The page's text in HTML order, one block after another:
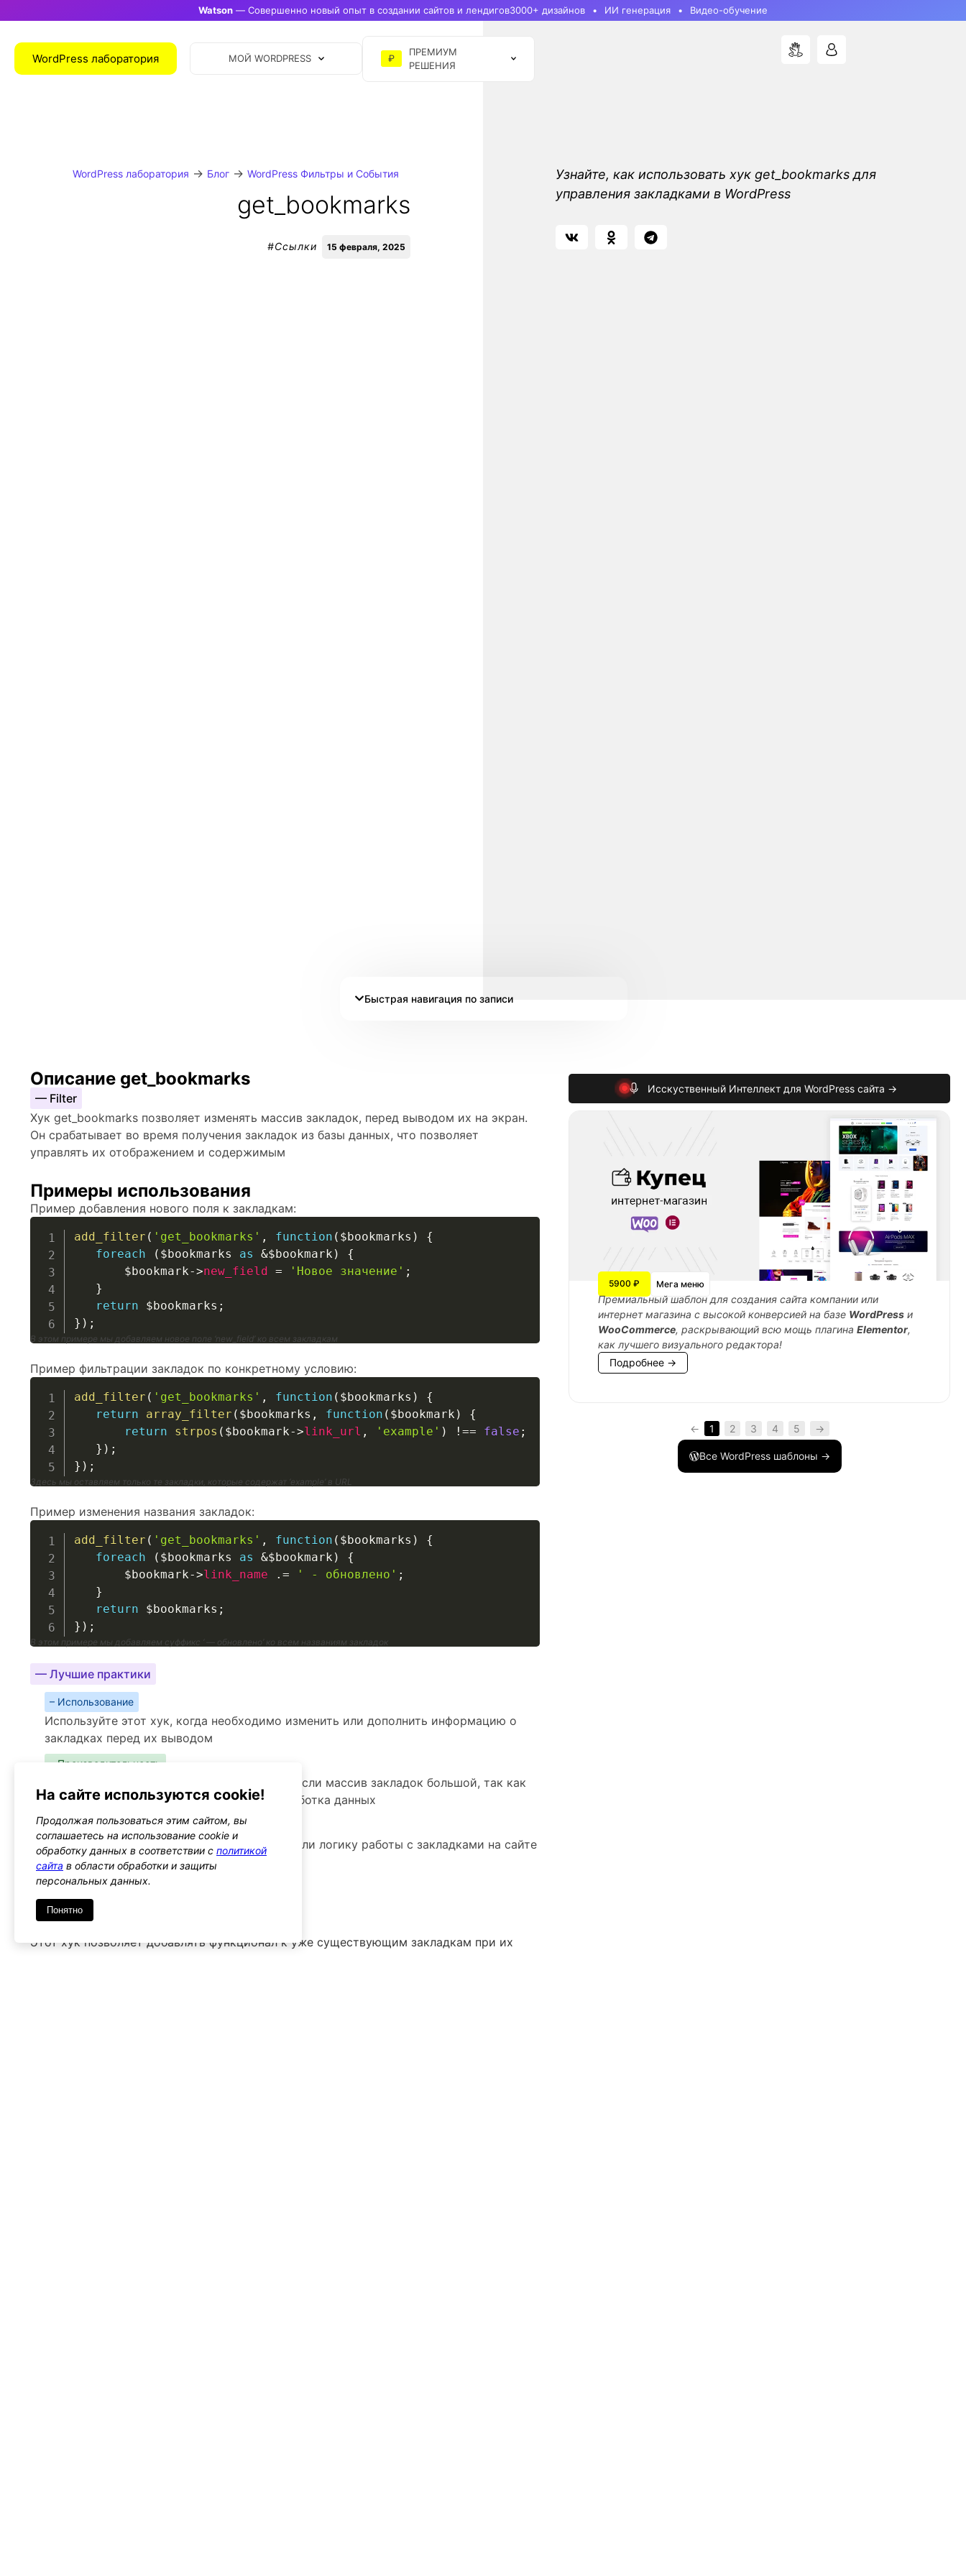
Watson — Совершенно новый опыт в создании сайтов и лендигов3000+ дизайнов ИИ генерация Видео-обучение
WordPress лаборатория МОЙ WORDPRESS ₽
ПРЕМИУМ
РЕШЕНИЯ
WordPress лаборатория → Блог→ WordPress Фильтры и События
get_bookmarks
15 февраля, 2025
#Ссылки
Узнайте, как использовать хук get_bookmarks для
управления закладками в WordPress
Быстрая навигация по записи
Описание get_bookmarks
— Filter
Хук get_bookmarks позволяет изменять массив закладок, перед выводом их на экран.
Он срабатывает во время получения закладок из базы данных, что позволяет
управлять их отображением и содержимым
Примеры использования
Пример добавления нового поля к закладкам:
add_filter ( 'get_bookmarks' , function ( $bookmarks )
{
foreach
( $bookmarks as &$bookmark )
{
$bookmark->new_field = 'Новое значение' ;
}
return
$bookmarks ;
} ) ;
В этом примере мы добавляем новое поле ‘new_field’ ко всем закладкам
Пример фильтрации закладок по конкретному условию:
add_filter ( 'get_bookmarks' , function ( $bookmarks )
{
return
array_filter ( $bookmarks , function ( $bookmark )
{
return
strpos ( $bookmark->link_url , 'example' ) !== false ;
} ) ;
} ) ;
Здесь мы оставляем только те закладки, которые содержат ‘example’ в URL
Пример изменения названия закладок:
add_filter ( 'get_bookmarks' , function ( $bookmarks )
{
foreach
( $bookmarks as &$bookmark )
{
$bookmark->link_name .= ' - обновлено' ;
}
return
$bookmarks ;
} ) ;
В этом примере мы добавляем суффикс ‘ — обновлено’ ко всем названиям закладок
— Лучшие практики
– Использование
Используйте этот хук, когда необходимо изменить или дополнить информацию о
закладках перед их выводом
– Производительность
Хук может влиять на производительность, если массив закладок большой, так как
может потребоваться дополнительная обработка данных
– Предупреждения
Следите за тем, чтобы изменения не нарушали логику работы с закладками на сайте
Альтернативы
wp_list_bookmarks
Тип: action
Этот хук позволяет добавлять функционал к уже существующим закладкам при их
Исскуственный Интеллект для WordPress сайта →
5900 ₽ Мега меню
Премиальный шаблон для создания сайта компании или
интернет магазина с высокой конверсией на базе WordPress и
WooCommerce, раскрывающий всю мощь плагинаElementor,
как лучшего визуального редактора!
Подробнее →
← 1 2 3 4 5 →
Все WordPress шаблоны →
На сайте используются cookie!
Продолжая пользоваться этим сайтом, вы
соглашаетесь на использование cookie и
обработку данных в соответствии с политикой
сайта в области обработки и защиты
персональных данных.
Понятно